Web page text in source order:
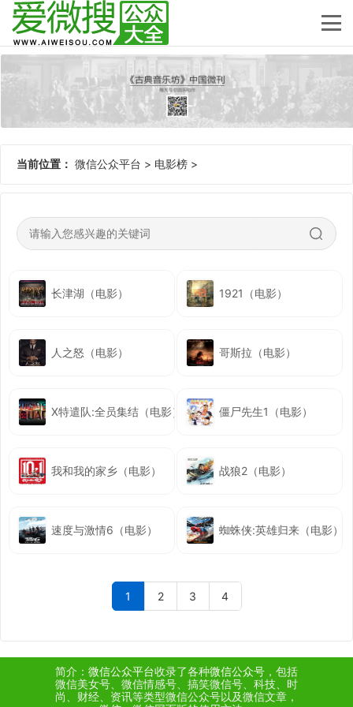
当前位置： 微信公众平台 > 电影榜 >
长津湖（电影） 1921（电影）
人之怒（电影） 哥斯拉（电影）
X特遣队:全员集结（电影） 僵尸先生1（电影）
我和我的家乡（电影） 战狼2（电影）
速度与激情6（电影） 蜘蛛侠:英雄归来（电影）
1 2 3 4
简介： 微信公众平台收录了各种微信公众号 ，包括
微信美女号、微信情感号、搞笑微信号、科技、时
尚、财经、资讯等类型微信公众号以及微信文章，